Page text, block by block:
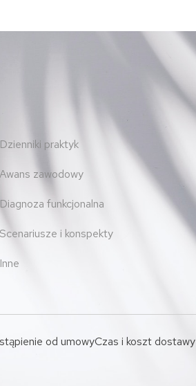
Dzienniki praktyk
Awans zawodowy
Diagnoza funkcjonalna
Scenariusze i konspekty
Inne
od umowyCzas i koszt dostawy